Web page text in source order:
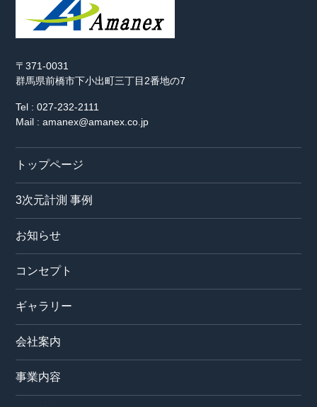
〒371-0031
群馬県前橋市下小出町三丁目2番地の7
Tel : 027-232-2111
Mail : amanex@amanex.co.jp
トップページ
3次元計測 事例
お知らせ
コンセプト
ギャラリー
会社案内
事業内容